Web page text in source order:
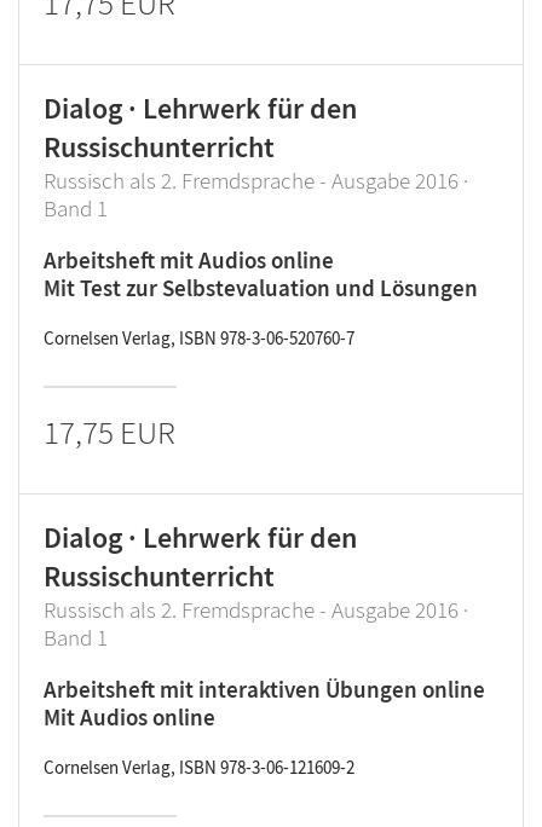
Dialog · Lehrwerk für den
Russischunterricht
Russisch als 2. Fremdsprache - Ausgabe 2016 ·
Band 1
Arbeitsheft mit Audios online
Mit Test zur Selbstevaluation und Lösungen
Cornelsen Verlag, ISBN 978-3-06-520760-7
17,75 EUR
Dialog · Lehrwerk für den
Russischunterricht
Russisch als 2. Fremdsprache - Ausgabe 2016 ·
Band 1
Arbeitsheft mit interaktiven Übungen online
Mit Audios online
Cornelsen Verlag, ISBN 978-3-06-121609-2